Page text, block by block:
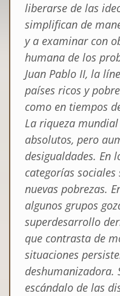
liberarse de las
simplifican de
y a examinar con
humana de los
Juan Pablo II, la
países ricos y
como en tiempos
La riqueza
absolutos, pero
desigualdades. En
categorías sociales
nuevas pobrezas.
algunos grupos
superdesarrollo
que contrasta de
situaciones
deshumanizadora.
escándalo de las